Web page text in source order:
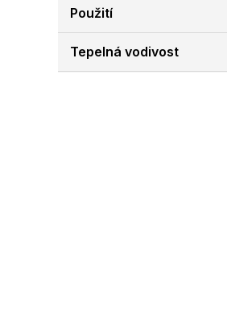
Použití
Tepelná vodivost